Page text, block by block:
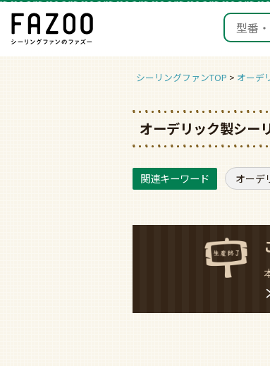
シーリングファンTOP オーデ
オーデリック製シー
オーデ